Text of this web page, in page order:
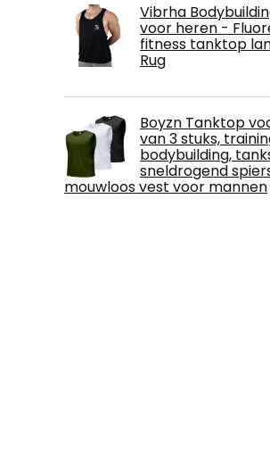
Vibrha
voor heren -
fitness tanktop
Rug
Boyzn Tanktop
van 3 stuks,
bodybuilding,
sneldrogend
mouwloos vest voor mannen